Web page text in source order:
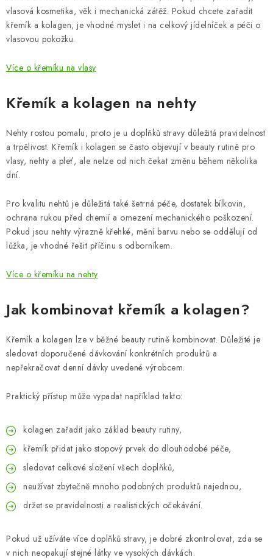
vlasová kosmetika, věk i mechanická zátěž. Pokud chcete zařadit
křemík a kolagen, je vhodné myslet i na celkový jídelníček a péči o
vlasovou pokožku.
Více o křemíku na vlasy
Křemík a kolagen na nehty
Nehty rostou pomalu, proto je u doplňků stravy důležitá pravidelnost
a trpělivost. Křemík i kolagen se často objevují v beauty rutině pro
vlasy, nehty a pleť, ale nelze od nich čekat změnu během několika
dní.
Pro kvalitu nehtů je důležitá také šetrná péče, dostatek bílkovin,
ochrana rukou před chemií a omezení mechanického poškození.
Pokud jsou nehty výrazně křehké, mění barvu nebo se oddělují od
lůžka, je vhodné řešit příčinu s odborníkem.
Více o křemíku na nehty
Jak kombinovat křemík a kolagen?
Křemík a kolagen lze v běžné beauty rutině kombinovat. Důležité je
sledovat doporučené dávkování konkrétních produktů a
nepřekračovat denní dávky uvedené výrobcem.
Praktický přístup může vypadat například takto:
kolagen zařadit jako základ beauty rutiny,
křemík přidat jako stopový prvek do dlouhodobé péče,
sledovat celkové složení všech doplňků,
neužívat zbytečně mnoho podobných produktů najednou,
držet se pravidelnosti a realistických očekávání.
Pokud už užíváte více doplňků stravy, je dobré zkontrolovat, zda se
v nich neopakují stejné látky ve vysokých dávkách.